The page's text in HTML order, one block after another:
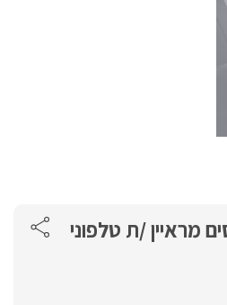
מראיין /ת טלפוני